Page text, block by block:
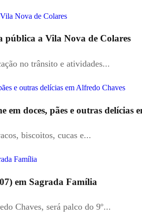
pública a Vila Nova de Colares
no trânsito e atividades...
doces, pães e outras delícias
biscoitos, cucas e...
em Sagrada Família
Chaves, será palco do 9º...